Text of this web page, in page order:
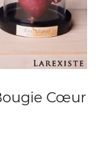
Cœur